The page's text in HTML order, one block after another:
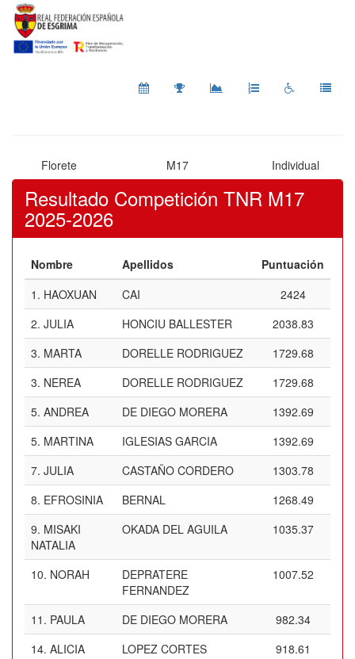
Florete M17 Individual
Resultado Competición TNR M17
2025-2026
Nombre Apellidos
Puntuación
1. HAOXUAN CAI
2424
2. JULIA HONCIU BALLESTER
2038.83
3. MARTA DORELLE RODRIGUEZ
1729.68
3. NEREA DORELLE RODRIGUEZ
1729.68
5. ANDREA DE DIEGO MORERA
1392.69
5. MARTINA IGLESIAS GARCIA
1392.69
7. JULIA CASTAÑO CORDERO
1303.78
8. EFROSINIA BERNAL
1268.49
9. MISAKI
NATALIA
OKADA DEL AGUILA 1035.37
10. NORAH
DEPRATERE
FERNANDEZ
1007.52
11. PAULA DE DIEGO MORERA
982.34
14. ALICIA LOPEZ CORTES
918.61